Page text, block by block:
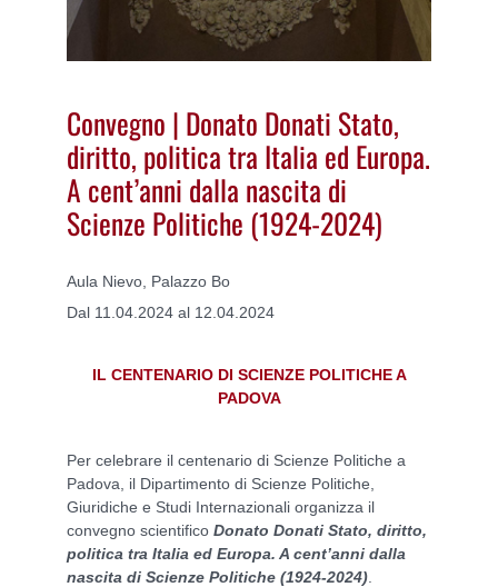
Convegno | Donato Donati Stato,
diritto, politica tra Italia ed Europa.
A cent’anni dalla nascita di
Scienze Politiche (1924-2024)
Aula Nievo, Palazzo Bo
Dal 11.04.2024 al 12.04.2024
IL CENTENARIO DI SCIENZE POLITICHE A
PADOVA
Per celebrare il centenario di Scienze Politiche a
Padova, il Dipartimento di Scienze Politiche,
Giuridiche e Studi Internazionali organizza il
convegno scientifico Donato Donati Stato, diritto,
politica tra Italia ed Europa. A cent’anni dalla
nascita di Scienze Politiche (1924-2024)